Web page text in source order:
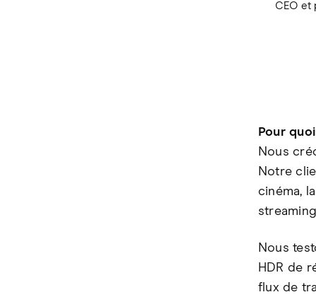
CEO et
Pour
Nous
Notre
cinéma,
Nous
HDR de
flux de